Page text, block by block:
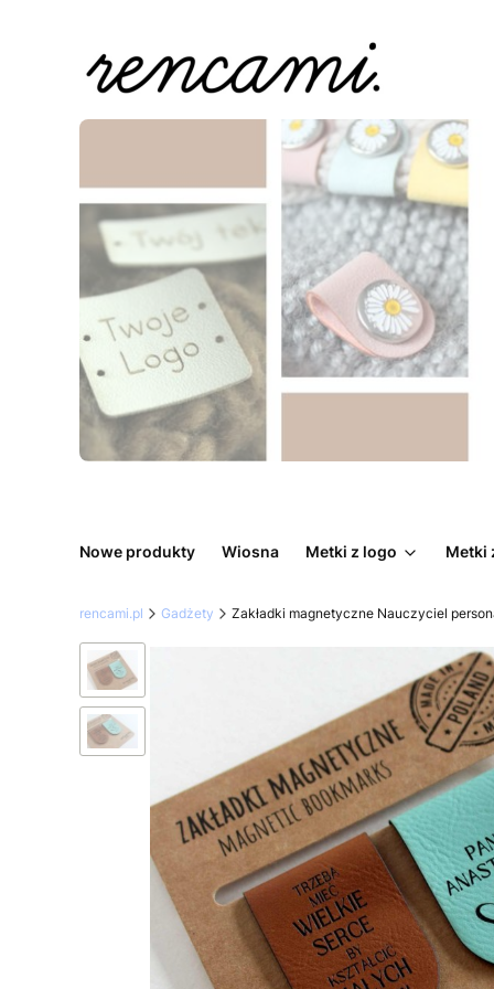
Nowe produkty Wiosna Metki z logo Metki
rencami.pl Gadżety Zakładki magnetyczne Nauczyciel